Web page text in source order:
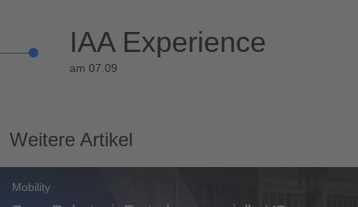
IAA Experience
am 07.09
Weitere Artikel
Mobility